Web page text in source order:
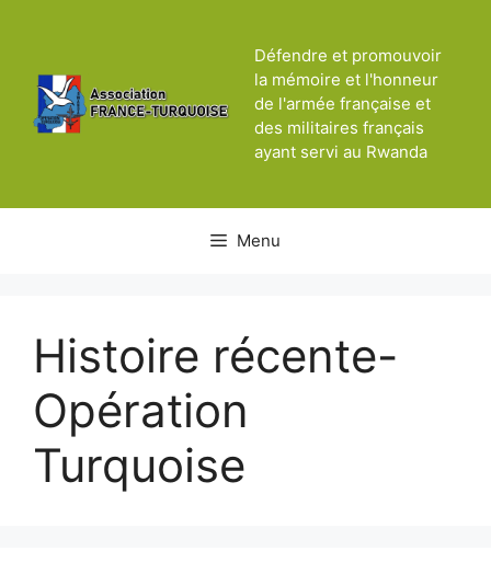
Défendre et promouvoir
la mémoire et l'honneur
de l'armée française et
des militaires français
ayant servi au Rwanda
Menu
Histoire récente-
Opération
Turquoise